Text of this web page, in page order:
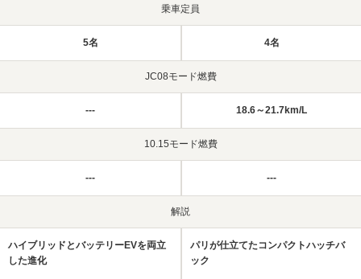
乗車定員
5名 4名
JC08モード燃費
--- 18.6～21.7km/L
10.15モード燃費
--- ---
解説
ハイブリッドとバッテリーEVを両立
した進化
パリが仕立てたコンパクトハッチバ
ック